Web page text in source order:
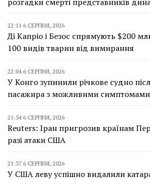
22:11 6 СЕРПНЯ, 2026
Ді Капріо і Безос спрямують $200
100 видів тварин від вимирання
22:04 6 СЕРПНЯ, 2026
У Конго зупинили річкове судно
пасажира з можливими
21:54 6 СЕРПНЯ, 2026
Reuters: Іран пригрозив країнам
разі атаки США
21:37 6 СЕРПНЯ, 2026
У США леву успішно видалили